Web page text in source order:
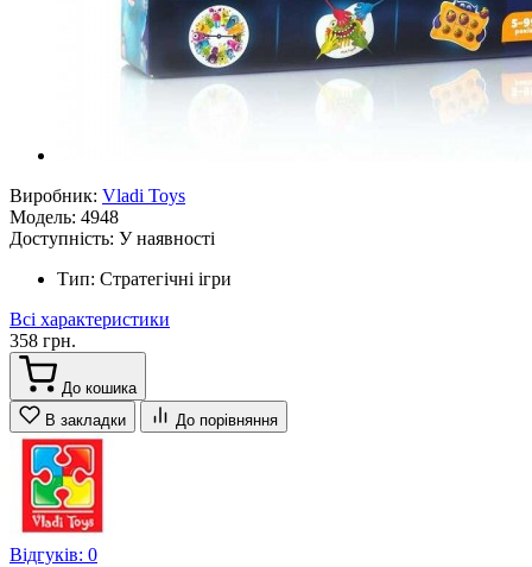
Виробник: Vladi Toys
Модель: 4948
Доступність: У наявності
Тип: Стратегічні ігри
Всі характеристики
358 грн.
До кошика
В закладки
До порівняння
Відгуків: 0